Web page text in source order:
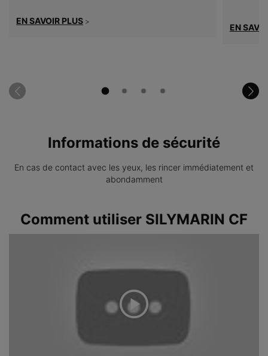
EN SAVOIR PLUS >
possède
EN
Informations de sécurité
En cas de contact avec les yeux, les rincer immédiatement et
abondamment
PDP Product How to Use
Comment utiliser SILYMARIN CF